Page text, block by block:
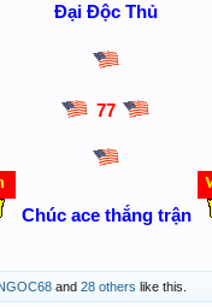
Đại Độc Thủ
77
Chúc ace thắng trận
and 28 others like this.